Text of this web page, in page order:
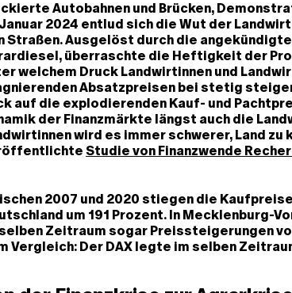
Autobahnen und Brücken,
2024 entlud sich die Wut der
Straßen. Ausgelöst durch die
überraschte die Heftigkeit der
welchem Druck Landwirtinnen und
Absatzpreisen bei stetig
auf die explodierenden Kauf- und
der Finanzmärkte längst auch die
wird es immer schwerer, Land
Studie von Finanzwende
2007 und 2020 stiegen die
um 191 Prozent. In Mecklenburg-
Zeitraum sogar Preissteigerungen
Vergleich: Der DAX legte im selben